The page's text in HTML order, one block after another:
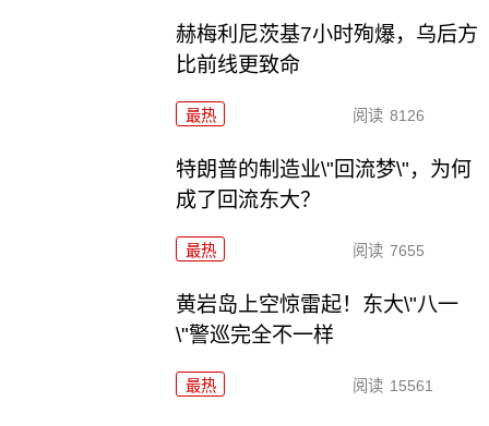
赫梅利尼茨基7小时殉爆，乌后方
比前线更致命
最热 阅读 8126
特朗普的制造业\"回流梦\"，为何
成了回流东大？
最热 阅读 7655
黄岩岛上空惊雷起！东大\"八一
\"警巡完全不一样
最热 阅读 15561